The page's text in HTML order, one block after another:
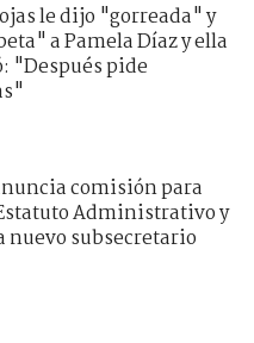
le dijo "gorreada" y
a Pamela Díaz y ella
"Después pide
comisión para
Administrativo y
nuevo subsecretario